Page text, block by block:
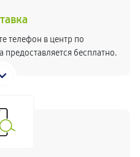
телефон в центр по
предоставляется бесплатно.